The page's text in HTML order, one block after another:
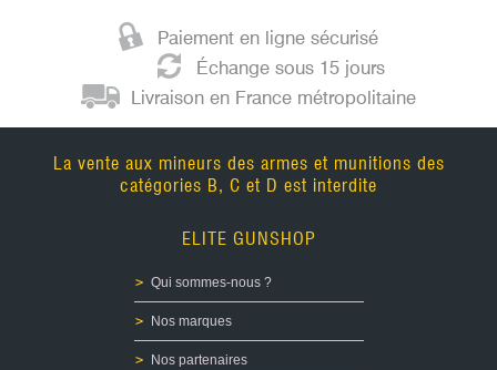
Paiement en ligne sécurisé
Échange sous 15 jours
Livraison en France métropolitaine
La vente aux mineurs des armes et munitions des
catégories B, C et D est interdite
ELITE GUNSHOP
Qui sommes-nous ?
Nos marques
Nos partenaires